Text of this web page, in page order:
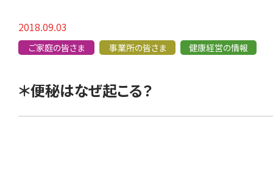
2018.09.03
ご家庭の皆さま 事業所の皆さま 健康経営の情報
＊便秘はなぜ起こる？